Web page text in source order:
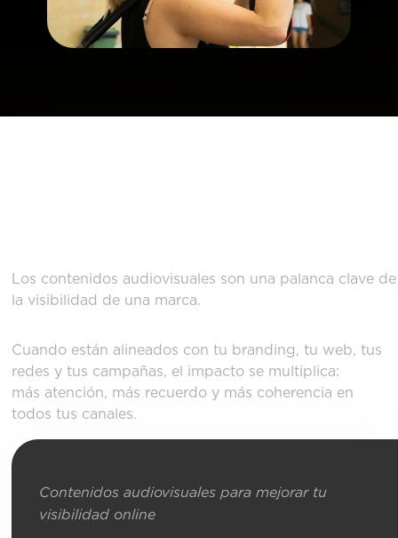
Los contenidos audiovisuales son una palanca clave de
la visibilidad de una marca.
Cuando están alineados con tu branding, tu web, tus
redes y tus campañas, el impacto se multiplica:
más atención, más recuerdo y más coherencia en
todos tus canales.
Contenidos audiovisuales para mejorar tu
visibilidad online